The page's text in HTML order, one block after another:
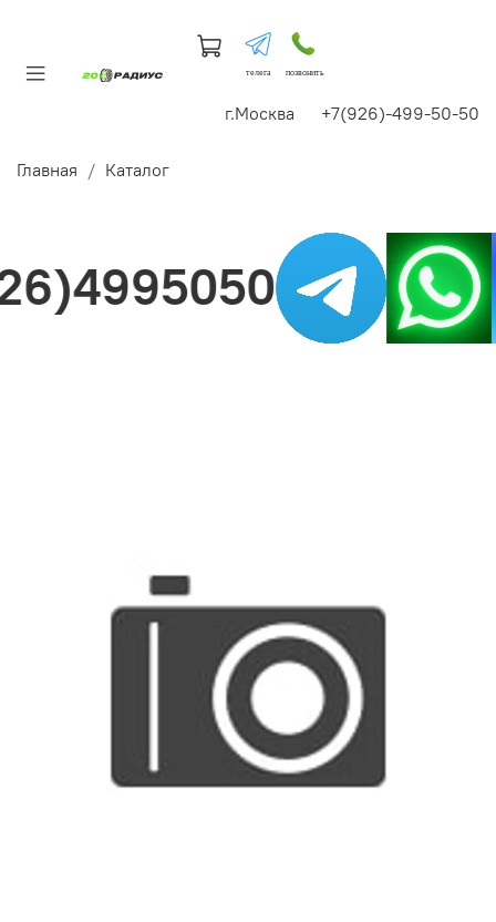
телега позвонить
г.Москва +7(926)-499-50-50
Главная Каталог